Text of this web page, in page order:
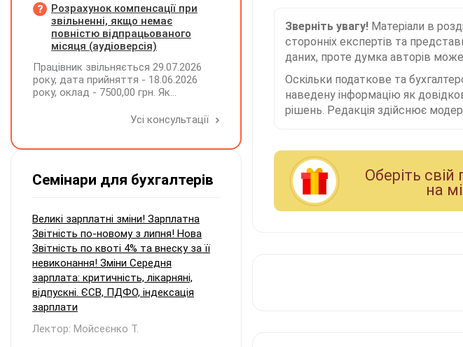
Зверніть увагу! Матеріали в
сторонніх експертів та
даних, проте думка авторів може
Оскільки податкове та
наведену інформацію як
рішень. Редакція здійснює
Оберiть свiй
на
заробітної плати (винагороди), для
розрахунку внеску на підтримку
працевлаштування осіб з
інвалідністю?
Розрахунок компенсації при
звільненні, якщо немає
повністю відпрацьованого
місяця (аудіоверсія)
Працівник звільняється 29.07.2026
року, дата прийняття - 18.06.2026
року, оклад - 7500,00 грн. Як
невикористаних днів відпустки при
Усі консультації
Семінари для бухгалтерів
Великі зарплатні зміни! Зарплатна
Звітність по-новому з липня! Нова
Звітність по квоті 4% та внеску за її
невиконання! Зміни Середня
зарплата: критичність, лікарняні,
відпускні. ЄСВ, ПДФО, індексація
зарплати
Лектор: Мойсеєнко Т.